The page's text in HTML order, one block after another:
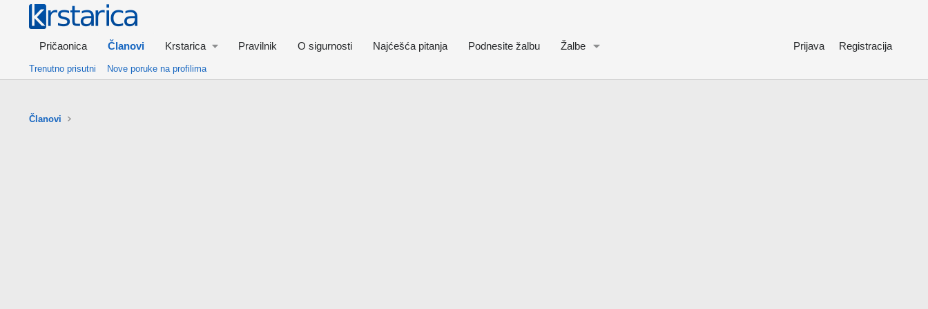
Pričaonica Članovi Krstarica Pravilnik O sigurnosti Najćešća pitanja Podnesite žalbu Žalbe Prijava Registracija
Trenutno prisutni Nove poruke na profilima
Članovi